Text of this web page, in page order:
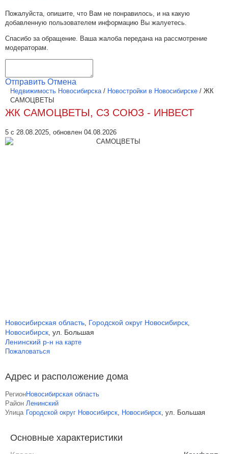
Пожалуйста, опишите, что Вам не понравилось, и на какую
добавленную пользователем информацию Вы жалуетесь.
Спасибо за обращение. Ваша жалоба передана на рассмотрение
модераторам.
Отправить Отмена
Недвижимость Новосибирска/ Новостройки в Новосибирске / ЖК
САМОЦВЕТЫ
ЖК САМОЦВЕТЫ, СЗ СОЮЗ - ИНВЕСТ
5 с 28.08.2025, обновлен 04.08.2026
Новосибирская область, Городской округ Новосибирск,
Новосибирск, ул. Большая
Ленинский р-н на карте
Пожаловаться
Адрес и расположение дома
РегионНовосибирская область
Район Ленинский
Улица Городской округ Новосибирск, Новосибирск, ул. Большая
Основные характеристики